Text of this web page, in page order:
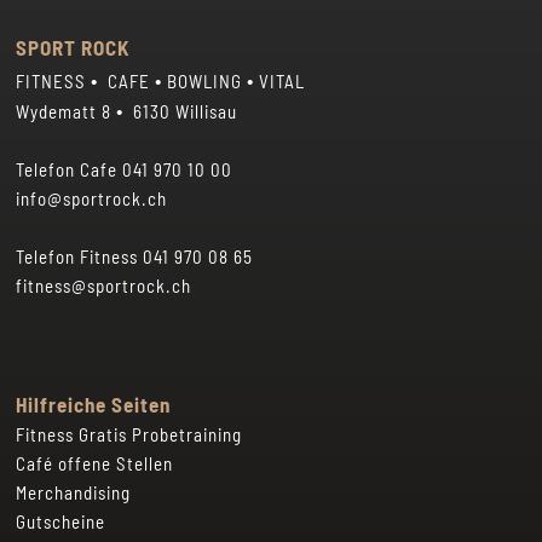
Sonn- und Feiertage 08 – 18 Uhr
SPORT ROCK
FITNESS• CAFE• BOWLING• VITAL
Wydematt 8• 6130 Willisau
Telefon Cafe 041 970 10 00
info@sportrock.ch
Telefon Fitness 041 970 08 65
fitness@sportrock.ch
Hilfreiche Seiten
Fitness Gratis Probetraining
Café offene Stellen
Merchandising
Gutscheine